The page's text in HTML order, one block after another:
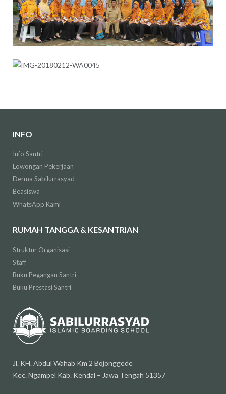
INFO
Info Santri
Lowongan Pekerjaan
Derma Sabilurrasyad
Beasiswa
WhatsApp Kami
RUMAH TANGGA & KESANTRIAN
Struktur Organisasi
Staff
Buku Pegangan Santri
Buku Prestasi Santri
Jl. KH. Abdul Wahab Km 2 Bojonggede
Kec. Ngampel Kab. Kendal – Jawa Tengah 51357